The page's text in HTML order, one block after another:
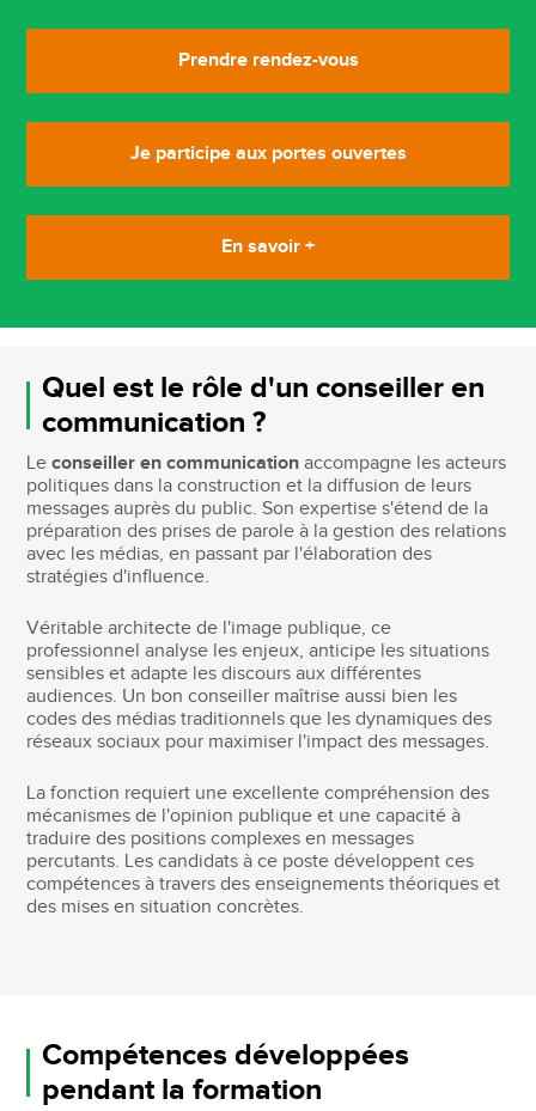
Prendre rendez-vous
Je participe aux portes ouvertes
En savoir +
Quel est le rôle d'un conseiller en
communication ?
Leconseiller en communication accompagne les acteurs
politiques dans la construction et la diffusion de leurs
messages auprès du public. Son expertise s'étend de la
préparation des prises de parole à la gestion des relations
avec les médias, en passant par l'élaboration des
stratégies d'influence.
Véritable architecte de l'image publique, ce
professionnel analyse les enjeux, anticipe les situations
sensibles et adapte les discours aux différentes
audiences. Un bon conseiller maîtrise aussi bien les
codes des médias traditionnels que les dynamiques des
réseaux sociaux pour maximiser l'impact des messages.
La fonction requiert une excellente compréhension des
mécanismes de l'opinion publique et une capacité à
traduire des positions complexes en messages
percutants. Les candidats à ce poste développent ces
compétences à travers des enseignements théoriques et
des mises en situation concrètes.
Compétences développées
pendant la formation